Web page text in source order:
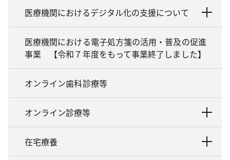
医療機関におけるデジタル化の支援について
医療機関における電子処方箋の活用・普及の促進
事業 【令和７年度をもって事業終了しました】
オンライン歯科診療等
オンライン診療等
在宅療養